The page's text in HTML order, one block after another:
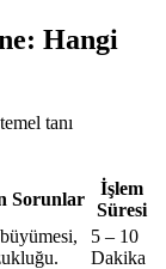
Hangi
tanı
Sorunlar
İşlem
Süresi
5 – 10
Dakika